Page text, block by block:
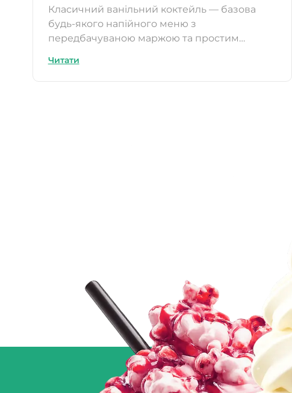
Класичний ванільний коктейль — базова
будь-якого напійного меню з
передбачуваною маржою та простим
Читати